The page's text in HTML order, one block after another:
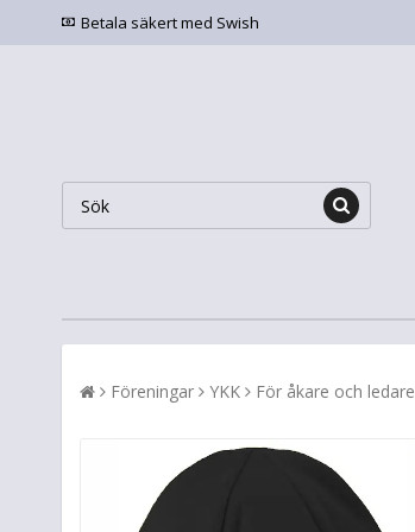
Betala säkert med Swish
Föreningar YKK För åkare och ledare